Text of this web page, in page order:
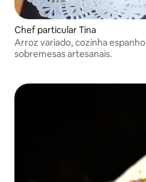
Chef particular Tina
Arroz variado, cozinha
sobremesas artesanais.